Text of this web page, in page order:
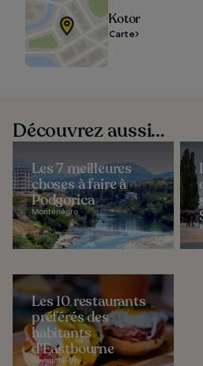
Kotor
Carte
Découvrez aussi...
Les 7 meilleures
choses à faire à
Podgorica
Monténégro
Les 10 restaurants
préférés des
habitants
d’Eastbourne
Royaume-Uni